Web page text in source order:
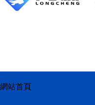
網站首頁